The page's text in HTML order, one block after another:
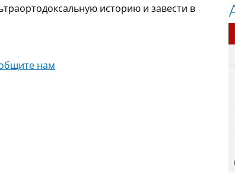
историю и завести в
нам